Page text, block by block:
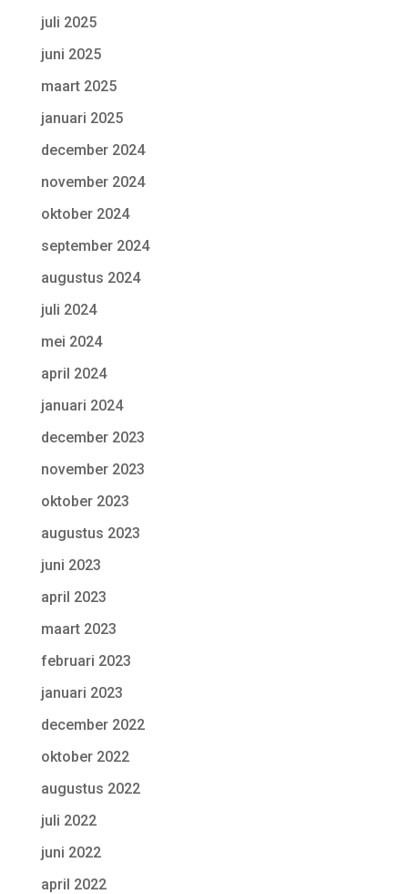
juli 2025
juni 2025
maart 2025
januari 2025
december 2024
november 2024
oktober 2024
september 2024
augustus 2024
juli 2024
mei 2024
april 2024
januari 2024
december 2023
november 2023
oktober 2023
augustus 2023
juni 2023
april 2023
maart 2023
februari 2023
januari 2023
december 2022
oktober 2022
augustus 2022
juli 2022
juni 2022
april 2022